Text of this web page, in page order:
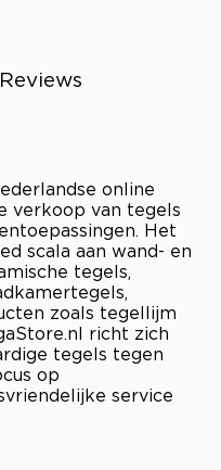
online
verkoop van tegels
Het
scala aan wand- en
tegels,
zoals tegellijm
richt zich
tegels tegen
op
service